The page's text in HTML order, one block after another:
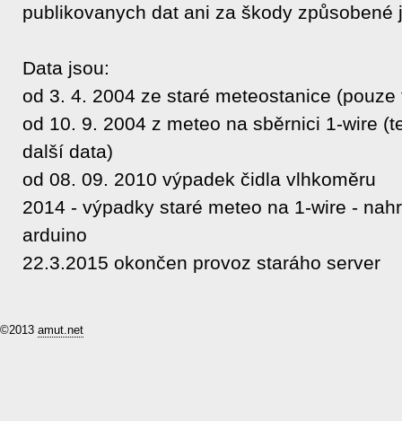
publikovanych dat ani za škody způsobené
Data jsou:
od 3. 4. 2004 ze staré meteostanice (pouze
od 10. 9. 2004 z meteo na sběrnici 1-wire
další data)
od 08. 09. 2010 výpadek čidla vlhkoměru
2014 - výpadky staré meteo na 1-wire -
arduino
22.3.2015 okončen provoz staráho server
©2013 amut.net